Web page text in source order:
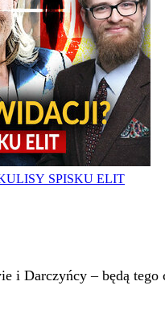
SPISKU ELIT
Darczyńcy – będą tego